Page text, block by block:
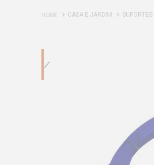
CASA E JARDIM